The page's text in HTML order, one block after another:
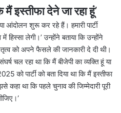
मैं इस्तीफा देने जा रहा हूं’
शुरू कर रहे हैं। हमारी पार्टी
लेगी।’ उन्होंने बताया कि उन्होंने
को अपने फैसले की जानकारी दे दी थी।
चल रहा था कि मैं बीजेपी का व्यक्ति हूं या
को पार्टी को बता दिया था कि मैं इस्तीफा
कहा था कि पहले चुनाव की जिम्मेदारी पूरी